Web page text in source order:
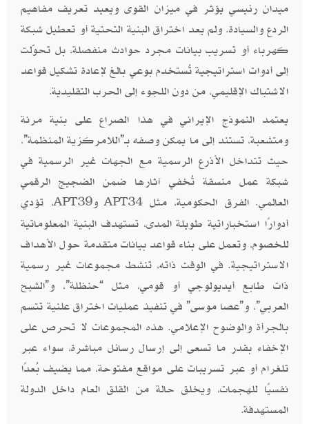
ميدان رئيسي يؤثر في ميزان القوى ويعيد تعريف مفاهيم
الردع والسيادة. ولم يعد اختراق البنية التحتية أو تعطيل شبكة
كهرباء أو تسريب بيانات مجرد حوادث منفصلة، بل تحوّلت
إلى أدوات استراتيجية تُستخدم بوعي بالغ لإعادة تشكيل قواعد
الاشتباك الإقليمي، من دون اللجوء إلى الحرب التقليدية.
يعتمد النموذج الإيراني في هذا الصراع على بنية مرنة
ومتشعبة، تستند إلى ما يمكن وصفه بـ”اللامركزية المنظمة”،
حيث تتداخل الأذرع الرسمية مع الجهات غير الرسمية في
شبكة عمل منسقة تُخفي آثارها ضمن الضجيج الرقمي
العالمي. الفرق الحكومية، مثل APT34وAPT39، تؤدي
أدوارًا استخباراتية طويلة المدى، تستهدف البنية المعلوماتية
للخصوم، وتعمل على بناء قواعد بيانات متقدمة حول الأهداف
الاستراتيجية. في الوقت ذاته، تنشط مجموعات غير رسمية
ذات طابع أيديولوجي أو قومي، مثل “حنظلة”، و”الشبح
العربي”، و”عصا موسى” في تنفيذ عمليات اختراق علنية تتسم
بالجرأة والوضوح الإعلامي. هذه المجموعات لا تحرص على
الإخفاء بقدر ما تسعى إلى إرسال رسائل مباشرة، سواء عبر
تلغرام أو عبر تسريبات على مواقع مفتوحة، مما يضيف بُعدًا
نفسيًا للهجمات، ويخلق حالة من القلق العام داخل الدولة
المستهدفة.